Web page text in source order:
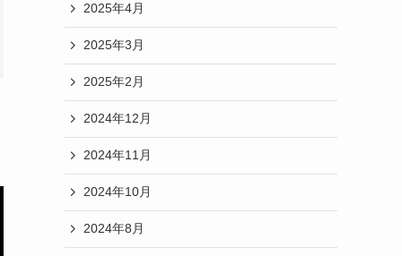
2025年4月
2025年3月
2025年2月
2024年12月
2024年11月
2024年10月
2024年8月